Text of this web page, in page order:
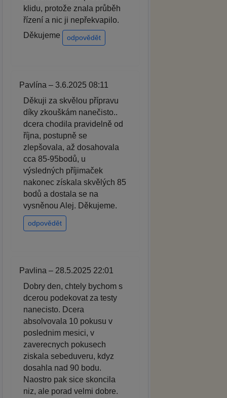
klidu, protože znala průběh
řízení a nic ji nepřekvapilo.
Děkujeme
odpovědět
Pavlína – 3.6.2025 08:11
Děkuji za skvělou přípravu
díky zkouškám nanečisto..
dcera chodila pravidelně od
října, postupně se
zlepšovala, až dosahovala
cca 85-95bodů, u
výsledných příjimaček
nakonec získala skvělých 85
bodů a dostala se na
vysněnou Alej. Děkujeme.
odpovědět
Pavlina – 28.5.2025 22:01
Dobry den, chtely bychom s
dcerou podekovat za testy
nanecisto. Dcera
absolvovala 10 pokusu v
poslednim mesici, v
zaverecnych pokusech
ziskala sebeduveru, kdyz
dosahla nad 90 bodu.
Naostro pak sice skoncila
niz, ale porad velmi dobre.